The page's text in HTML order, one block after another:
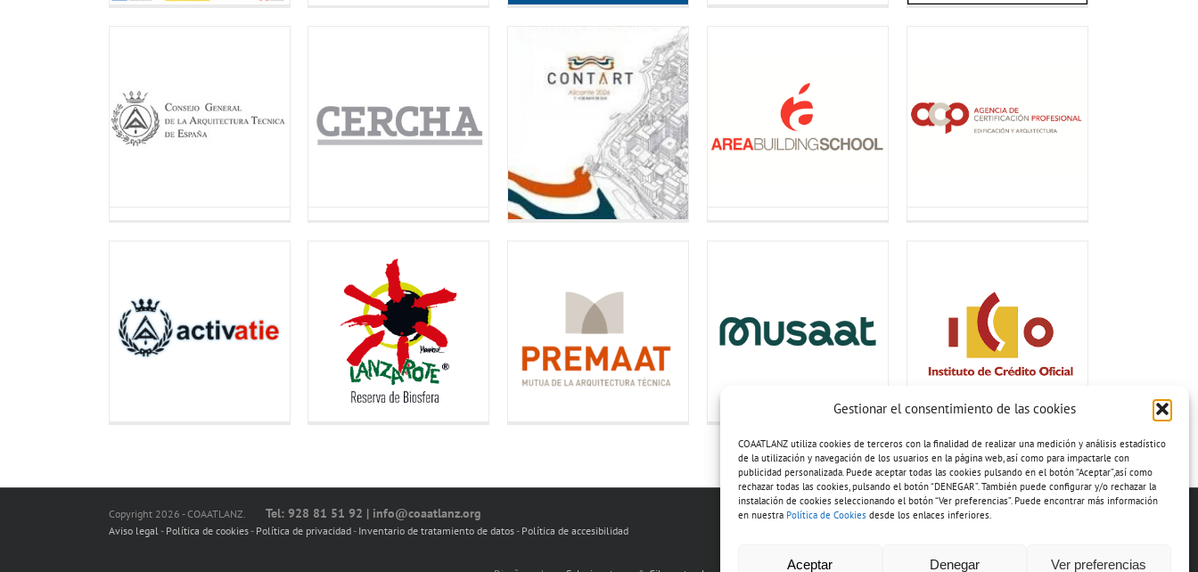
Gestionar el consentimiento de las cookies
COAATLANZ utiliza cookies de terceros con la finalidad de realizar una medición y análisis estadístico
de la utilización y navegación de los usuarios en la página web, así como para impactarle con
publicidad personalizada. Puede aceptar todas las cookies pulsando en el botón “Aceptar”,así como
rechazar todas las cookies, pulsando el botón “DENEGAR”. También puede configurar y/o rechazar la
instalación de cookies seleccionando el botón “Ver preferencias”. Puede encontrar más información
en nuestra Política de Cookies desde los enlaces inferiores.
Aceptar Denegar Ver preferencias
Copyright 2026 - COAATLANZ. Tel: 928 81 51 92 | info@coaatlanz.org
Aviso legal- Política de cookies- Política de privacidad- Inventario de tratamiento de datos- Política de accesibilidad